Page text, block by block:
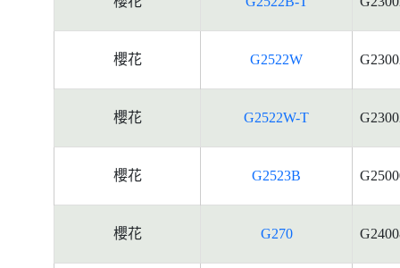
櫻花 G2522W
櫻花 G2522W-T
櫻花 G2523B
櫻花 G270